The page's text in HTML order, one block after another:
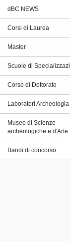
dBC NEWS
Corsi di Laurea
Master
Scuole di
Corso di Dottorato
Laboratori Archeologia
Museo di Scienze
archeologiche e d'Arte
Bandi di concorso